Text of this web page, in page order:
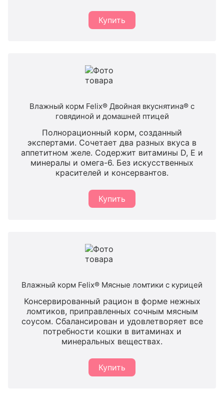
Купить
Влажный корм Felix® Двойная вкуснятина® с
говядиной и домашней птицей
Полнорационный корм, созданный
экспертами. Сочетает два разных вкуса в
аппетитном желе. Содержит витамины D, E и
минералы и омега-6. Без искусственных
красителей и консервантов.
Купить
Влажный корм Felix® Мясные ломтики с курицей
Консервированный рацион в форме нежных
ломтиков, приправленных сочным мясным
соусом. Сбалансирован и удовлетворяет все
потребности кошки в витаминах и
минеральных веществах.
Купить